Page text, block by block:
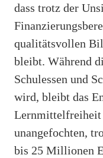
dass trotz der
qualitätsvollen
bleibt. Während
Schulessen und
wird, bleibt das
Lernmittelfreiheit
unangefochten,
bis 25 Millionen